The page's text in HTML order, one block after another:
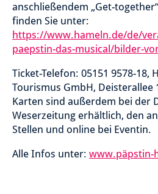
anschließendem „Get-
finden Sie unter:
https://www.hameln.de/de/
paepstin-das-musical/bilder-
Ticket-Telefon: 05151 9578-18,
Tourismus GmbH, Deisterallee
Karten sind außerdem bei der
Weserzeitung erhältlich, den
Stellen und online bei Eventin.
Alle Infos unter: www.päpstin-